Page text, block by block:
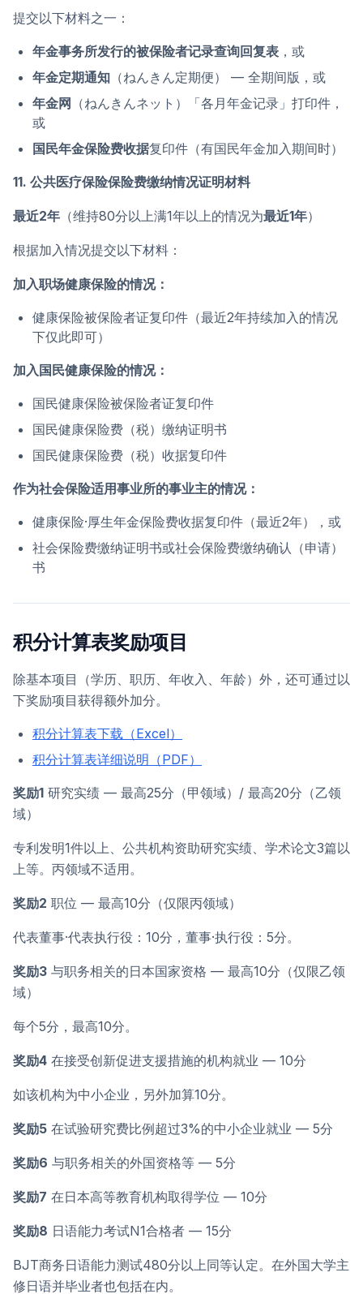
提交以下材料之一：
年金事务所发行的被保险者记录查询回复表 ，或
年金定期通知 （ねんきん定期便） — 全期间版，或
年金网 （ねんきんネット）「各月年金记录」打印件，
或
国民年金保险费收据复印件（有国民年金加入期间时）
11. 公共医疗保险保险费缴纳情况证明材料
最近2年 （维持80分以上满1年以上的情况为最近1年）
根据加入情况提交以下材料：
加入职场健康保险的情况：
健康保险被保险者证复印件（最近2年持续加入的情况
下仅此即可）
加入国民健康保险的情况：
国民健康保险被保险者证复印件
国民健康保险费（税）缴纳证明书
国民健康保险费（税）收据复印件
作为社会保险适用事业所的事业主的情况：
健康保险·厚生年金保险费收据复印件（最近2年），或
社会保险费缴纳证明书或社会保险费缴纳确认（申请）
书
积分计算表奖励项目
除基本项目（学历、职历、年收入、年龄）外，还可通过以
下奖励项目获得额外加分。
积分计算表下载（Excel）
积分计算表详细说明（PDF）
奖励1 研究实绩 — 最高25分（甲领域）/ 最高20分（乙领
域）
专利发明1件以上、公共机构资助研究实绩、学术论文3篇以
上等。丙领域不适用。
奖励2 职位 — 最高10分（仅限丙领域）
代表董事·代表执行役：10分，董事·执行役：5分。
奖励3 与职务相关的日本国家资格 — 最高10分（仅限乙领
域）
每个5分，最高10分。
奖励4 在接受创新促进支援措施的机构就业 — 10分
如该机构为中小企业，另外加算10分。
奖励5 在试验研究费比例超过3%的中小企业就业 — 5分
奖励6 与职务相关的外国资格等 — 5分
奖励7 在日本高等教育机构取得学位 — 10分
奖励8 日语能力考试N1合格者 — 15分
BJT商务日语能力测试480分以上同等认定。在外国大学主
修日语并毕业者也包括在内。